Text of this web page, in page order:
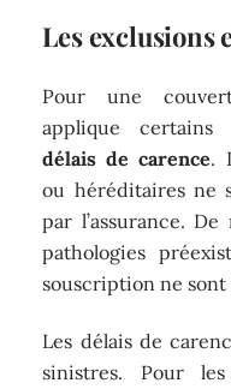
Les exclusions
Pour une
applique certains
délais de carence.
ou héréditaires ne
par l’assurance.
pathologies
souscription ne sont
Les délais de
sinistres. Pour les